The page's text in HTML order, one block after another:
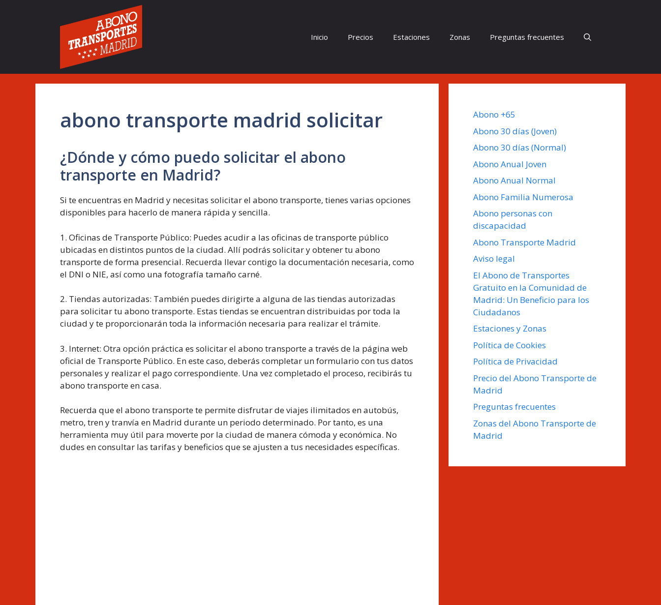
Inicio Precios Estaciones Zonas Preguntas frecuentes
abono transporte madrid solicitar
¿Dónde y cómo puedo solicitar el abono
transporte en Madrid?
Si te encuentras en Madrid y necesitas solicitar el abono transporte, tienes varias opciones
disponibles para hacerlo de manera rápida y sencilla.
1. Oficinas de Transporte Público: Puedes acudir a las oficinas de transporte público
ubicadas en distintos puntos de la ciudad. Allí podrás solicitar y obtener tu abono
transporte de forma presencial. Recuerda llevar contigo la documentación necesaria, como
el DNI o NIE, así como una fotografía tamaño carné.
2. Tiendas autorizadas: También puedes dirigirte a alguna de las tiendas autorizadas
para solicitar tu abono transporte. Estas tiendas se encuentran distribuidas por toda la
ciudad y te proporcionarán toda la información necesaria para realizar el trámite.
3. Internet: Otra opción práctica es solicitar el abono transporte a través de la página web
oficial de Transporte Público. En este caso, deberás completar un formulario con tus datos
personales y realizar el pago correspondiente. Una vez completado el proceso, recibirás tu
abono transporte en casa.
Recuerda que el abono transporte te permite disfrutar de viajes ilimitados en autobús,
metro, tren y tranvía en Madrid durante un periodo determinado. Por tanto, es una
herramienta muy útil para moverte por la ciudad de manera cómoda y económica. No
dudes en consultar las tarifas y beneficios que se ajusten a tus necesidades específicas.
Abono +65
Abono 30 días (Joven)
Abono 30 días (Normal)
Abono Anual Joven
Abono Anual Normal
Abono Familia Numerosa
Abono personas con
discapacidad
Abono Transporte Madrid
Aviso legal
El Abono de Transportes
Gratuito en la Comunidad de
Madrid: Un Beneficio para los
Ciudadanos
Estaciones y Zonas
Política de Cookies
Política de Privacidad
Precio del Abono Transporte de
Madrid
Preguntas frecuentes
Zonas del Abono Transporte de
Madrid